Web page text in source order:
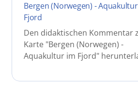
Bergen (Norwegen) -
Fjord
Den didaktischen Kommentar
Karte "Bergen (Norwegen) -
Aquakultur im Fjord"